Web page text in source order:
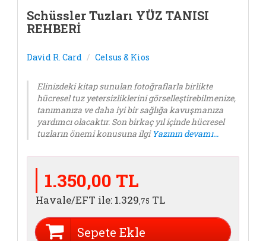
Schüssler Tuzları YÜZ TANISI
REHBERİ
David R. Card Celsus & Kios
Elinizdeki kitap sunulan fotoğraflarla birlikte
hücresel tuz yetersizliklerini görselleştirebilmenize,
tanımanıza ve daha iyi bir sağlığa kavuşmanıza
yardımcı olacaktır. Son birkaç yıl içinde hücresel
tuzların önemi konusuna ilgiYazının devamı...
1.350,00 TL
Havale/EFT ile: 1.329,75 TL
Sepete Ekle